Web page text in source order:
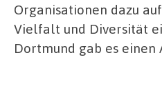
Organisationen dazu
Vielfalt und Diversität
Dortmund gab es einen